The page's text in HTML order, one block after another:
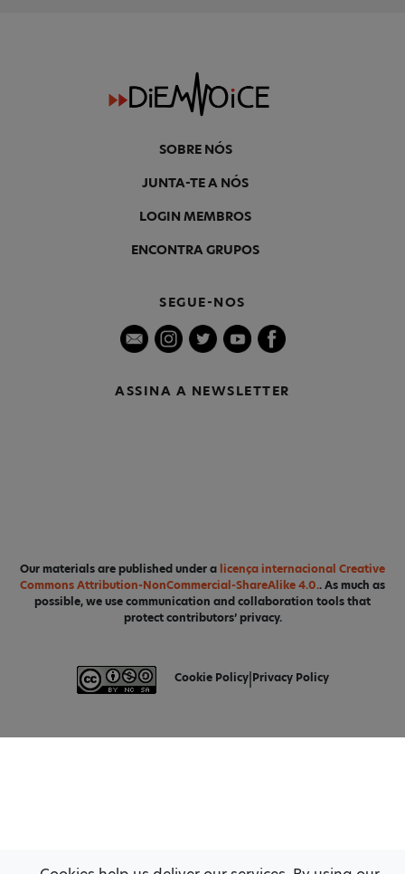
SOBRE NÓS
JUNTA-TE A NÓS
LOGIN MEMBROS
ENCONTRA GRUPOS
SEGUE-NOS
ASSINA A NEWSLETTER
Our materials are published under a licença internacional Creative
Commons Attribution-NonCommercial-ShareAlike 4.0.. As much as
possible, we use communication and collaboration tools that
protect contributors’ privacy.
Cookie Policy| Privacy Policy